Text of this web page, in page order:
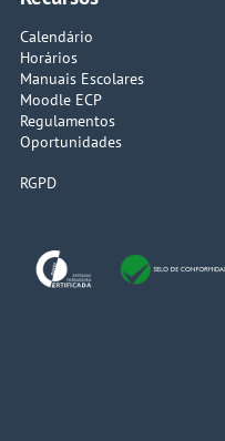
Calendário
Horários
Manuais Escolares
Moodle ECP
Regulamentos
Oportunidades
RGPD